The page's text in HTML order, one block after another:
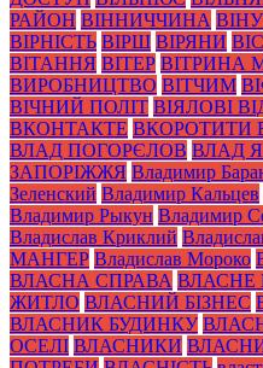
РАЙОН ВІННИЧЧИНА
ВІРНІСТЬ ВІРШ ВІРЯНИ
ВІТАННЯ ВІТЕР ВІТРИНА
ВИРОБНИЦТВО ВІТЧИМ
ВІЧНИЙ ПОЛІТ ВІЯЛОВІ
ВКОНТАКТЕ ВКОРОТИТИ
ВЛАД ПОГОРЄЛОВ ВЛАД
ЗАПОРІЖЖЯ Владимир
Зеленский Владимир Кальцев
Владимир Рыкун Владимир
Владислав Криклий
МАНГЕР Владислав Мороко
ВЛАСНА СПРАВА ВЛАСНЕ
ЖИТЛО ВЛАСНИЙ БІЗНЕС
ВЛАСНИК БУДИНКУ
ОСЕЛІ ВЛАСНИКИ